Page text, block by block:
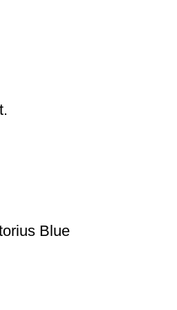
Blue